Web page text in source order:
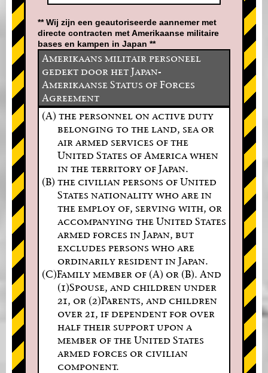
** Wij zijn een geautoriseerde aannemer met
directe contracten met Amerikaanse militaire
bases en kampen in Japan **
Amerikaans militair personeel
gedekt door het Japan-
Amerikaanse Status of Forces
Agreement
(A) the personnel on active duty
belonging to the land, sea or
air armed services of the
United States of America when
in the territory of Japan.
(B) the civilian persons of United
States nationality who are in
the employ of, serving with, or
accompanying the United States
armed forces in Japan, but
excludes persons who are
ordinarily resident in Japan.
(C)Family member of (A) or (B). And
(1)Spouse, and children under
21, or (2)Parents, and children
over 21, if dependent for over
half their support upon a
member of the United States
armed forces or civilian
component.